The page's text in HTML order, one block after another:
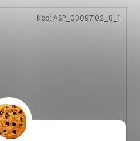
Kód: ASP_00097102_8_1